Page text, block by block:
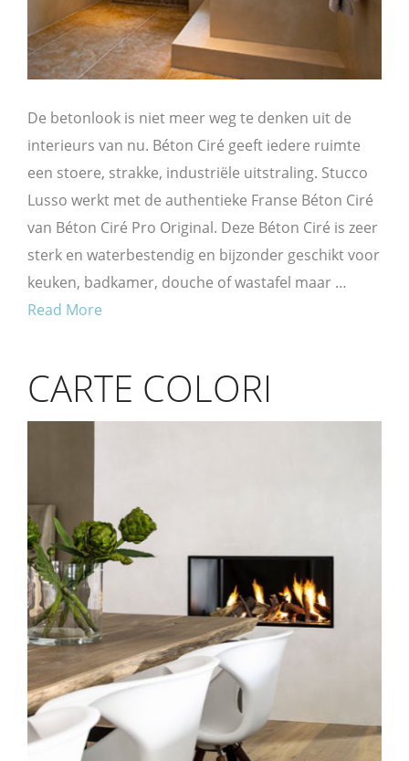
De betonlook is niet meer weg te denken uit de
interieurs van nu. Béton Ciré geeft iedere ruimte
een stoere, strakke, industriële uitstraling. Stucco
Lusso werkt met de authentieke Franse Béton Ciré
van Béton Ciré Pro Original. Deze Béton Ciré is zeer
sterk en waterbestendig en bijzonder geschikt voor
keuken, badkamer, douche of wastafel maar …
Read More
CARTE COLORI